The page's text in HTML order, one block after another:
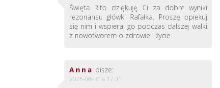
Święta Rito dziękuję Ci za dobre wyniki
rezonansu główki Rafałka. Proszę opiekuj
się nim i wspieraj go podczas dalszej walki
z nowotworem o zdrowie i życie.
Anna pisze:
2025-08-31 o 17:31